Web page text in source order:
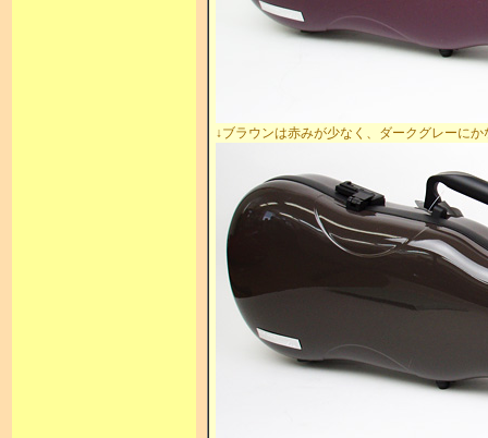
↓ブラウンは赤みが少なく、ダークグレーに